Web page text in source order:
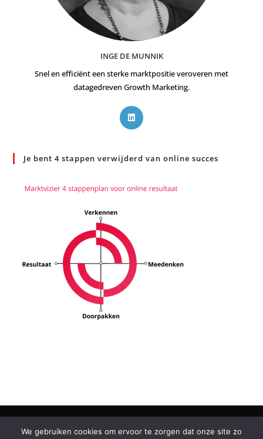
INGE DE MUNNIK
Snel en efficiënt een sterke marktpositie veroveren met
datagedreven Growth Marketing.
Je bent 4 stappen verwijderd van online succes
GROWTH MARKETING DATAGEDREVEN MARKETING
We gebruiken cookies om ervoor te zorgen dat onze site zo